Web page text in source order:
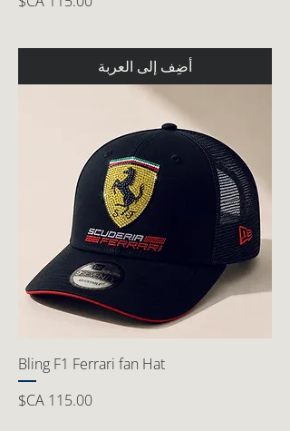
أضِف إلى العربة
Bling F1 Ferrari fan Hat
السعر